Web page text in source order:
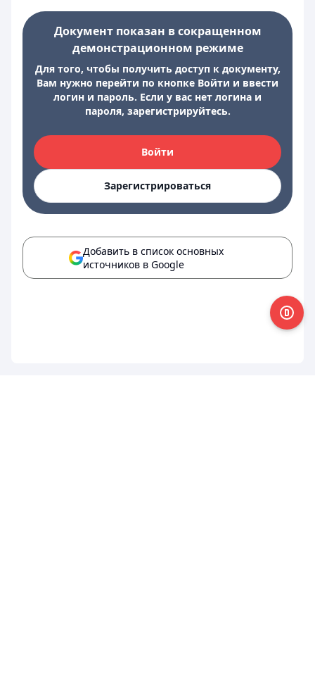
Документ показан в сокращенном
демонстрационном режиме
Для того, чтобы получить доступ к документу,
Вам нужно перейти по кнопке Войти и ввести
логин и пароль. Если у вас нет логина и
пароля, зарегистрируйтесь.
Войти
Зарегистрироваться
Добавить в список основных
источников в Google